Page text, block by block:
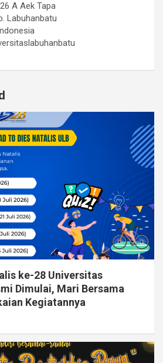
A Aek Tapa
Labuhanbatu
ke-28 Universitas
Dimulai, Mari Bersama
Kegiatannya